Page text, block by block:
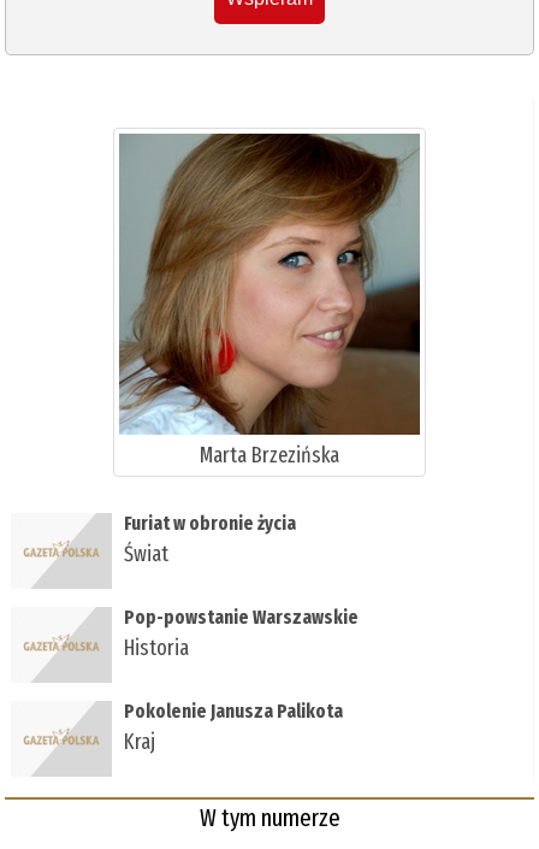
Marta Brzezińska
Furiat w obronie życia
Świat
Pop-powstanie Warszawskie
Historia
Pokolenie Janusza Palikota
Kraj
W tym numerze